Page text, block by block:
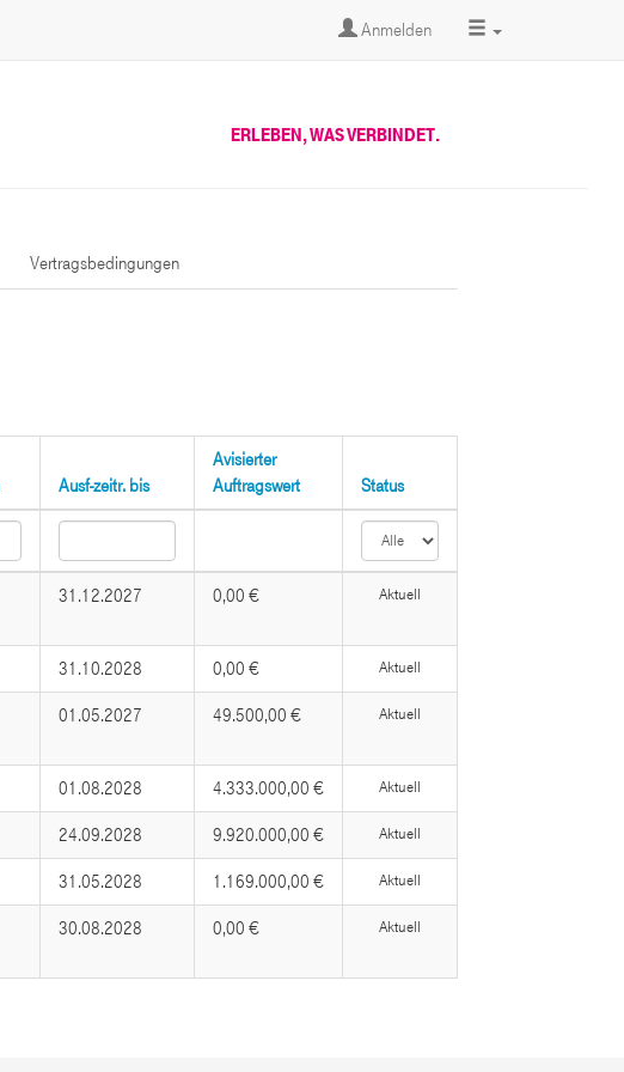
Anmelden
ERLEBEN, WAS VERBINDET.
Vertragsbedingungen
Ausf-zeitr. bis
Avisierter
Auftragswert
Status
31.12.2027 0,00 € Aktuell
31.10.2028 0,00 € Aktuell
01.05.2027 49.500,00 € Aktuell
01.08.2028 4.333.000,00 € Aktuell
24.09.2028 9.920.000,00 € Aktuell
31.05.2028 1.169.000,00 € Aktuell
30.08.2028 0,00 € Aktuell